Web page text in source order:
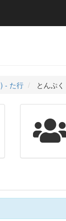
- た行 とんぷく